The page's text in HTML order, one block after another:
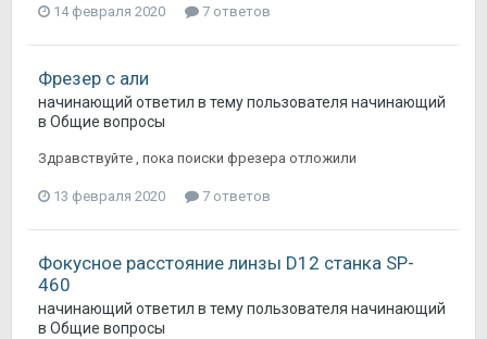
14 февраля 2020 7 ответов
Фрезер с али
начинающий ответил в тему пользователя начинающий
в Общие вопросы
Здравствуйте , пока поиски фрезера отложили
13 февраля 2020 7 ответов
Фокусное расстояние линзы D12 станка SP-
460
начинающий ответил в тему пользователя начинающий
в Общие вопросы